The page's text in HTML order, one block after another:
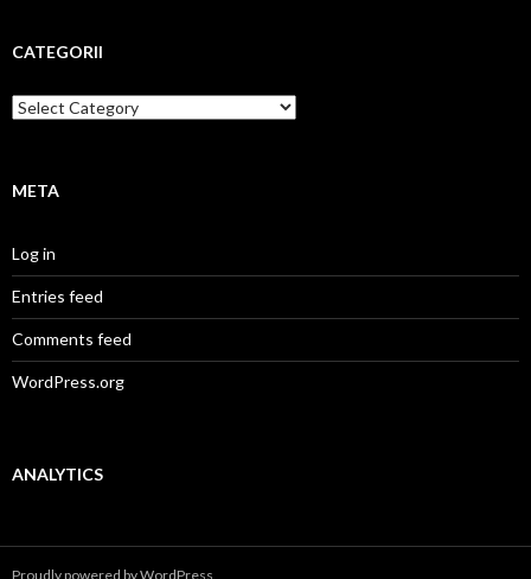
CATEGORII
Categorii
META
Log in
Entries feed
Comments feed
WordPress.org
ANALYTICS
Proudly powered by WordPress